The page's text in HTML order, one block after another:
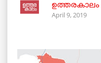
ഉത്തരകാലം
April 9, 2019